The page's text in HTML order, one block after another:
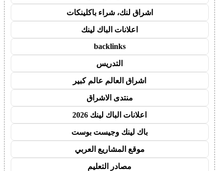
اشراق لنك، شراء باكلينكات
اعلانات الباك لينك
backlinks
التدريس
اشراق العالم عالم كبير
منتدى الاشراق
اعلانات الباك لينك 2026
باك لينك وجيست بوست
موقع المشاريع العربي
مصادر التعليم